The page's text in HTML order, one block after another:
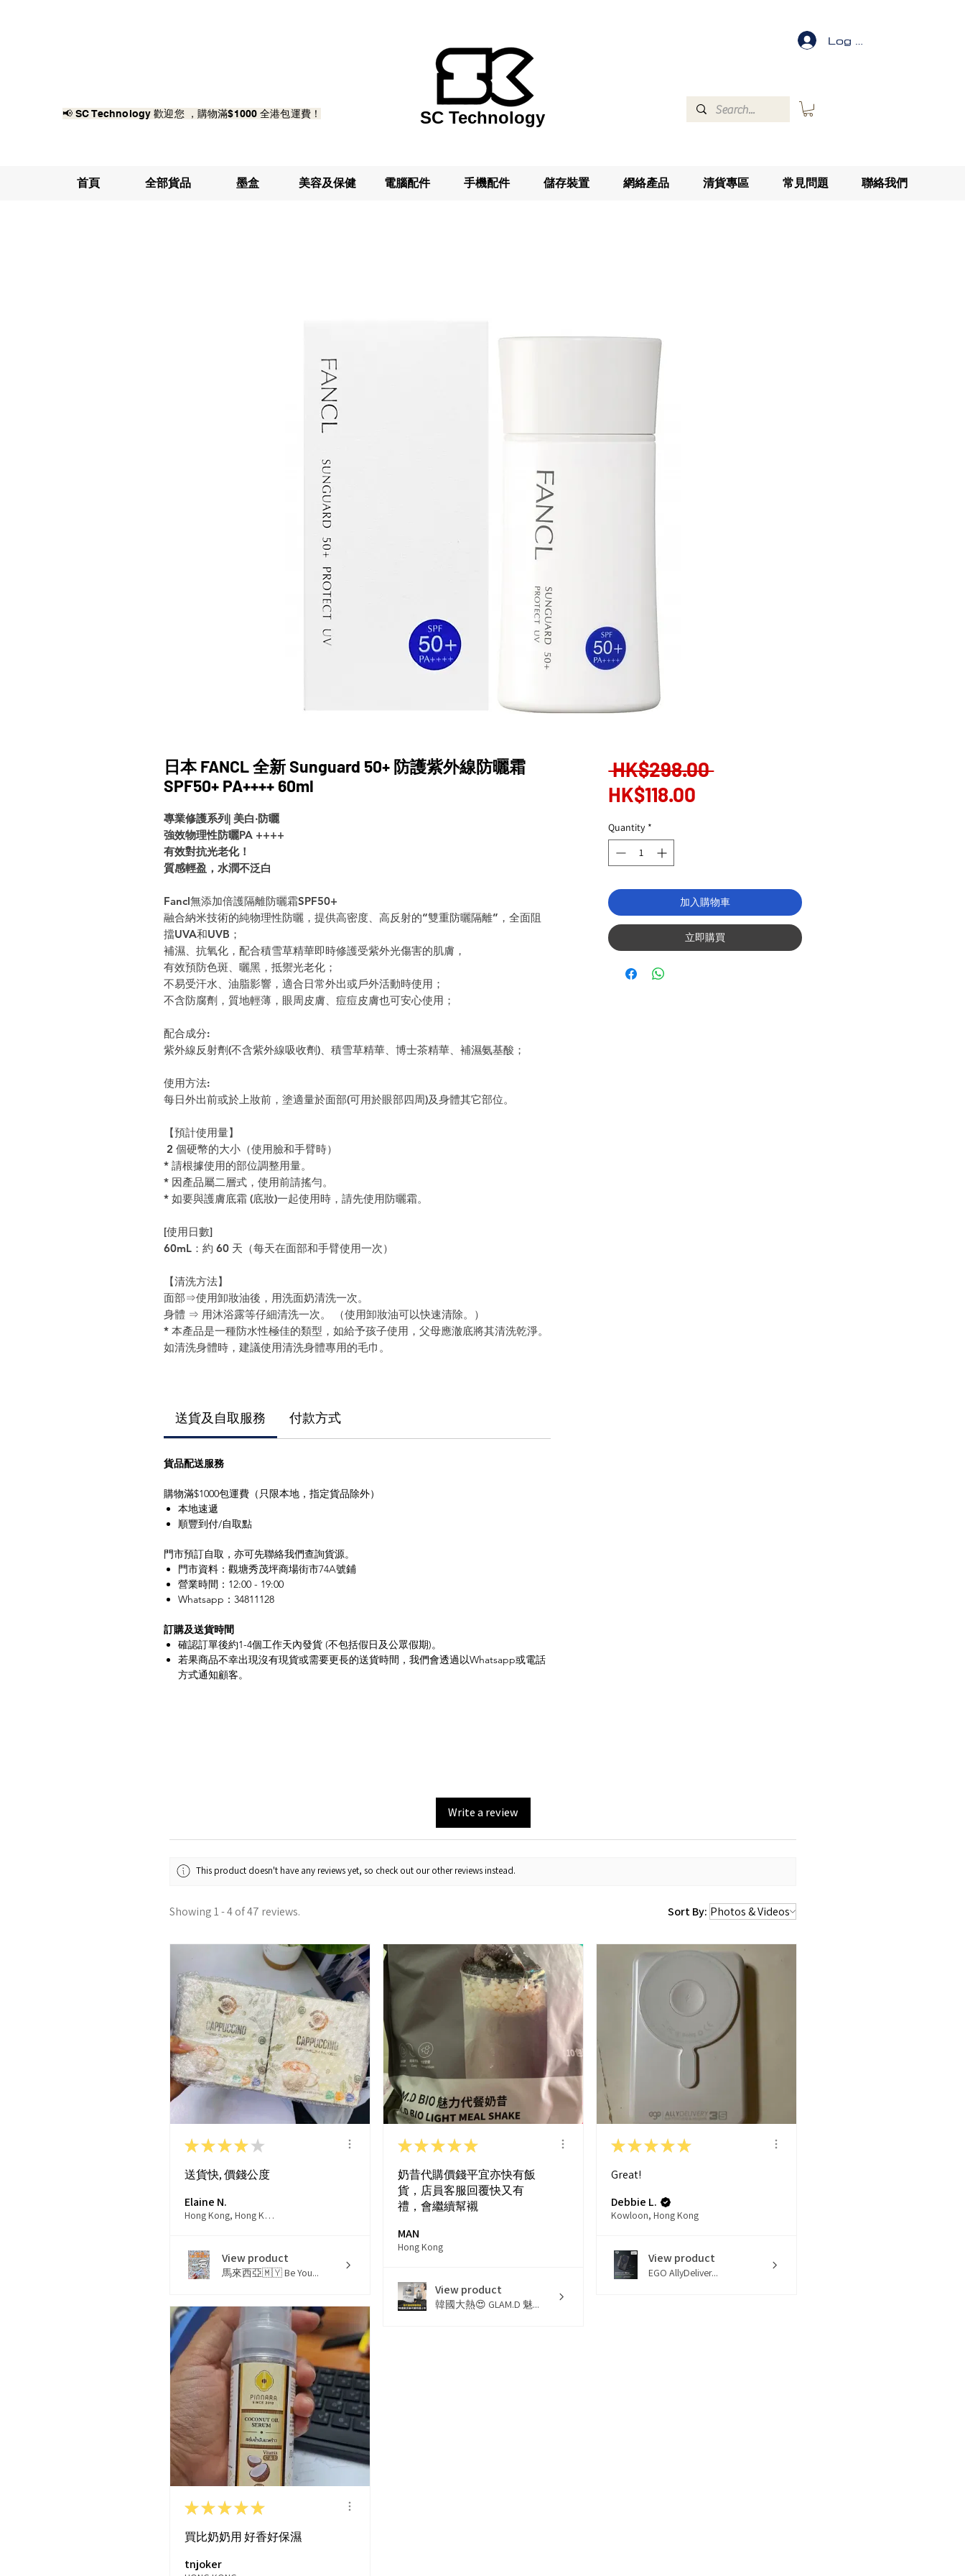
📢 SC Technology 歡迎您 ，購物滿$1000 全港包運費！ SC Technology
Log In
首頁 全部貨品 墨盒 美容及保健 電腦配件 手機配件 儲存裝置 網絡產品 清貨專區 常見問題 聯絡我們
日本 FANCL 全新 Sunguard 50+ 防護紫外線防曬霜
SPF50+ PA++++ 60ml
專業修護系列| 美白‧防曬
強效物理性防曬PA ++++
有效對抗光老化！
質感輕盈，水潤不泛白
Fancl無添加倍護隔離防曬霜SPF50+
融合納米技術的純物理性防曬，提供高密度、高反射的“雙重防曬隔離”，全面阻
擋UVA和UVB；
補濕、抗氧化，配合積雪草精華即時修護受紫外光傷害的肌膚，
有效預防色斑、曬黑，抵禦光老化；
不易受汗水、油脂影響，適合日常外出或戶外活動時使用；
不含防腐劑，質地輕薄，眼周皮膚、痘痘皮膚也可安心使用；
配合成分:
紫外線反射劑(不含紫外線吸收劑)、積雪草精華、博士茶精華、補濕氨基酸；
使用方法:
每日外出前或於上妝前，塗適量於面部(可用於眼部四周)及身體其它部位。
【預計使用量】
2 個硬幣的大小（使用臉和手臂時）
* 請根據使用的部位調整用量。
* 因產品屬二層式，使用前請搖勻。
* 如要與護膚底霜 (底妝)一起使用時，請先使用防曬霜。
[使用日數]
60mL：約 60 天（每天在面部和手臂使用一次）
【清洗方法】
面部⇒使用卸妝油後，用洗面奶清洗一次。
身體 ⇒ 用沐浴露等仔細清洗一次。 （使用卸妝油可以快速清除。）
* 本產品是一種防水性極佳的類型，如給予孩子使用，父母應澈底將其清洗乾淨。
如清洗身體時，建議使用清洗身體專用的毛巾。
送貨及自取服務 付款方式
貨品配送服務
購物滿$1000包運費（只限本地，指定貨品除外）
本地速遞
順豐到付/自取點
門市預訂自取，亦可先聯絡我們查詢貨源。
門市資料：觀塘秀茂坪商場街市74A號鋪
營業時間：12:00 - 19:00
Whatsapp：34811128
訂購及送貨時間
確認訂單後約1-4個工作天內發貨 (不包括假日及公眾假期)。
若果商品不幸出現沒有現貨或需要更長的送貨時間，我們會透過以Whatsapp或電話
方式通知顧客。
HK$298.00 Regular
HK$118.00
Quantity *
加入購物車
立即購買
Write a review
This product doesn't have any reviews yet, so check out our other reviews instead.
Showing 1 - 4 of 47 reviews. Sort By:
★★★★ ★
送貨快, 價錢公度
Elaine N.
Hong Kong, Hong Kong
View product
馬來西亞🇲🇾 Be You...
★★★★★
奶昔代購價錢平宜亦快有飯
貨，店員客服回覆快又有
禮，會繼續幫襯
MAN
Hong Kong
View product
韓國大熱😍 GLAM.D 魅...
★★★★★
Great!
Debbie L.
Kowloon, Hong Kong
View product
EGO AllyDeliver...
★★★★★
買比奶奶用 好香好保濕
tnjoker